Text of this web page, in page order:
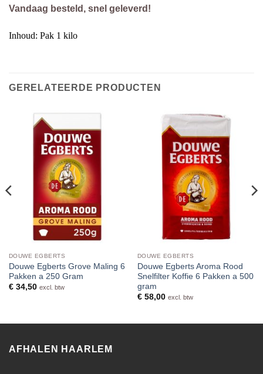
Vandaag besteld, snel geleverd!
Inhoud: Pak 1 kilo
GERELATEERDE PRODUCTEN
DOUWE EGBERTS
Douwe Egberts Grove Maling 6
Pakken a 250 Gram
€34,50 excl. btw
DOUWE EGBERTS
Douwe Egberts Aroma Rood
Snelfilter Koffie 6 Pakken a 500
gram
€58,00 excl. btw
AFHALEN HAARLEM